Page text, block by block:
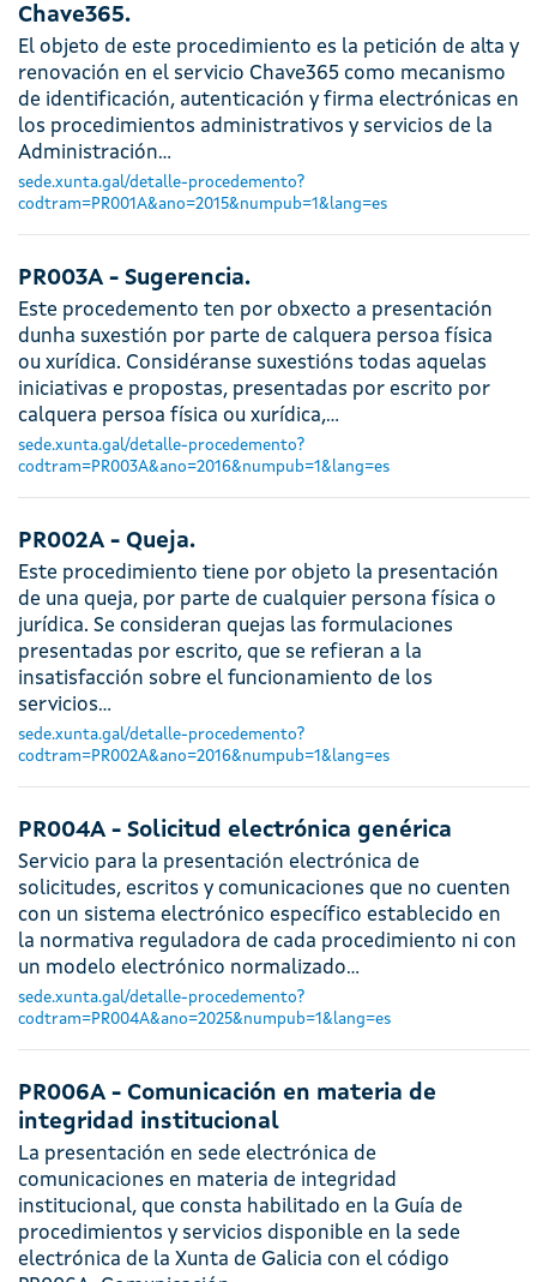
Chave365.
El objeto de este procedimiento es la petición de alta y
renovación en el servicio Chave365 como mecanismo
de identificación, autenticación y firma electrónicas en
los procedimientos administrativos y servicios de la
Administración…
sede.xunta.gal/detalle-procedemento?
codtram=PR001A&ano=2015&numpub=1&lang=es
PR003A - Sugerencia.
Este procedemento ten por obxecto a presentación
dunha suxestión por parte de calquera persoa física
ou xurídica. Considéranse suxestións todas aquelas
iniciativas e propostas, presentadas por escrito por
calquera persoa física ou xurídica,…
sede.xunta.gal/detalle-procedemento?
codtram=PR003A&ano=2016&numpub=1&lang=es
PR002A - Queja.
Este procedimiento tiene por objeto la presentación
de una queja, por parte de cualquier persona física o
jurídica. Se consideran quejas las formulaciones
presentadas por escrito, que se refieran a la
insatisfacción sobre el funcionamiento de los
servicios…
sede.xunta.gal/detalle-procedemento?
codtram=PR002A&ano=2016&numpub=1&lang=es
PR004A - Solicitud electrónica genérica
Servicio para la presentación electrónica de
solicitudes, escritos y comunicaciones que no cuenten
con un sistema electrónico específico establecido en
la normativa reguladora de cada procedimiento ni con
un modelo electrónico normalizado…
sede.xunta.gal/detalle-procedemento?
codtram=PR004A&ano=2025&numpub=1&lang=es
PR006A - Comunicación en materia de
integridad institucional
La presentación en sede electrónica de
comunicaciones en materia de integridad
institucional, que consta habilitado en la Guía de
procedimientos y servicios disponible en la sede
electrónica de la Xunta de Galicia con el código